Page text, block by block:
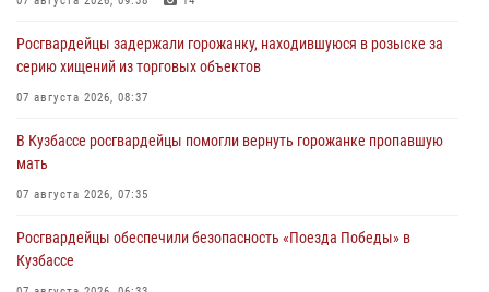
Росгвардейцы задержали горожанку, находившуюся в розыске за
серию хищений из торговых объектов
07 августа 2026, 08:37
В Кузбассе росгвардейцы помогли вернуть горожанке пропавшую
мать
07 августа 2026, 07:35
Росгвардейцы обеспечили безопасность «Поезда Победы» в
Кузбассе